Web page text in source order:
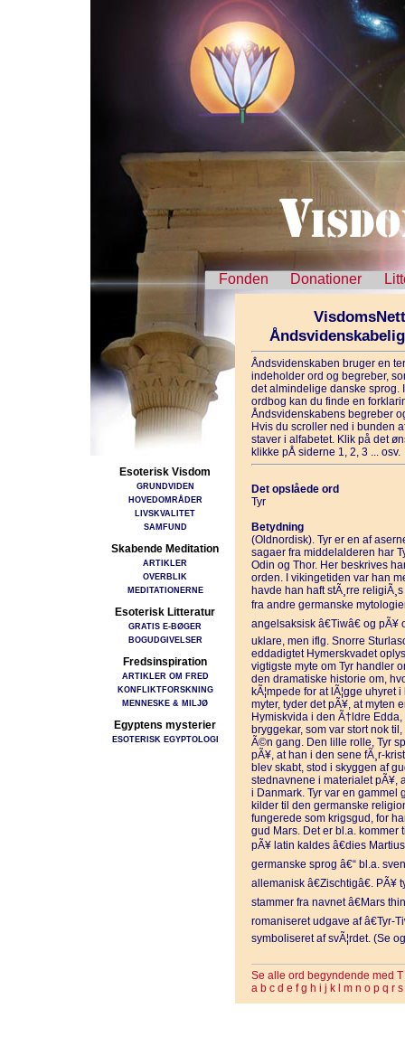
Fonden Donationer
Esoterisk Visdom
GRUNDVIDEN
HOVEDOMRÅDER
LIVSKVALITET
SAMFUND
Skabende Meditation
ARTIKLER
OVERBLIK
MEDITATIONERNE
Esoterisk Litteratur
GRATIS E-BØGER
BOGUDGIVELSER
Fredsinspiration
ARTIKLER OM FRED
KONFLIKTFORSKNING
MENNESKE & MILJØ
Egyptens mysterier
ESOTERISK EGYPTOLOGI
Åndsvidenskaben bruger en
indeholder ord og begreber,
det almindelige danske sprog.
ordbog kan du finde en
Åndsvidenskabens begreber
Hvis du scroller ned i bunden
staver i alfabetet. Klik på det
klikke pÅ siderne 1, 2, 3 ... osv.
Det opslåede ord
Tyr
Betydning
(Oldnordisk). Tyr er en af
sagaer fra middelalderen har
Odin og Thor. Her beskrives
orden. I vikingetiden var han
havde han haft stÃ¸rre
fra andre germanske
angelsaksisk â€Tiwâ€ og
uklare, men iflg. Snorre
eddadigtet Hymerskvadet
vigtigste myte om Tyr handler
den dramatiske historie om,
kÃ¦mpede for at lÃ¦gge uhyret
myter, tyder det pÃ¥, at myten
Hymiskvida i den Ã†ldre
bryggekar, som var stort nok
Ã©n gang. Den lille rolle, Tyr
pÃ¥, at han i den sene fÃ¸r-
blev skabt, stod i skyggen af
stednavnene i materialet pÃ¥,
i Danmark. Tyr var en gammel
kilder til den germanske
fungerede som krigsgud, for
gud Mars. Det er bl.a. kommer
pÃ¥ latin kaldes â€dies
germanske sprog â€“ bl.a.
allemanisk â€Zischtigâ€. PÃ¥
stammer fra navnet â€Mars
romaniseret udgave af â€Tyr-
symboliseret af svÃ¦rdet. (Se
Se alle ord begyndende med T
a b c d e f g h i j k m n o p q r s